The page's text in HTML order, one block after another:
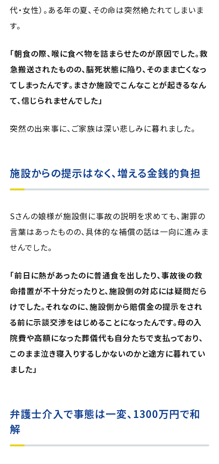
代・女性）。ある年の夏、その命は突然絶たれてしまいま
す。
「朝食の際、喉に食べ物を詰まらせたのが原因でした。救
急搬送されたものの、脳死状態に陥り、そのまま亡くなっ
てしまったんです。まさか施設でこんなことが起きるなん
て、信じられませんでした」
突然の出来事に、ご家族は深い悲しみに暮れました。
施設からの提示はなく、増える金銭的負担
Sさんの娘様が施設側に事故の説明を求めても、謝罪の
言葉はあったものの、具体的な補償の話は一向に進みま
せんでした。
「前日に熱があったのに普通食を出したり、事故後の救
命措置が不十分だったりと、施設側の対応には疑問だら
けでした。それなのに、施設側から賠償金の提示をされ
る前に示談交渉をはじめることになったんです。母の入
院費や高額になった葬儀代も自分たちで支払っており、
このまま泣き寝入りするしかないのかと途方に暮れてい
ました」
弁護士介入で事態は一変、1300万円で和
解